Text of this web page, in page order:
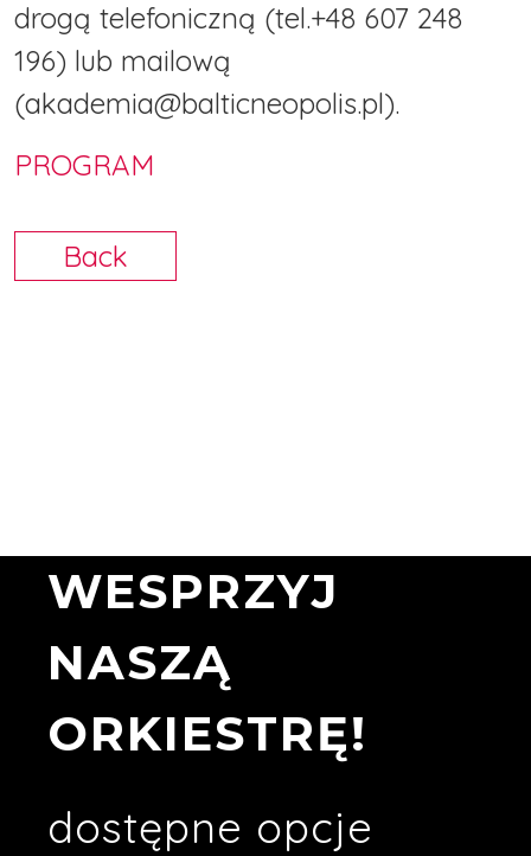
drogą telefoniczną (tel.+48 607 248
196) lub mailową
(akademia@balticneopolis.pl).
PROGRAM
Back
WESPRZYJ
NASZĄ
ORKIESTRĘ!
dostępne opcje